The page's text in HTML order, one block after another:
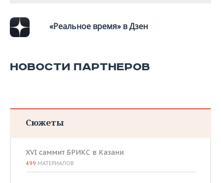
«Реальное время» в Дзен
НОВОСТИ ПАРТНЕРОВ
Сюжеты
XVI саммит БРИКС в Казани
499 МАТЕРИАЛОВ